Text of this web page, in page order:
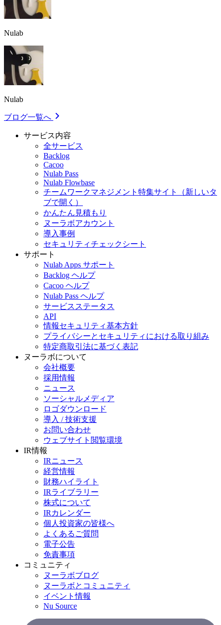
Nulab
Nulab
ブログ一覧へ
サービス内容
全サービス
Backlog
Cacoo
Nulab Pass
Nulab Flowbase
チームワークマネジメント特集サイト
（新しいタ
ブで開く）
かんたん見積もり
ヌーラボアカウント
導入事例
セキュリティチェックシート
サポート
Nulab Apps サポート
Backlog ヘルプ
Cacoo ヘルプ
Nulab Pass ヘルプ
サービスステータス
API
情報セキュリティ基本方針
プライバシーとセキュリティにおける取り組み
特定商取引法に基づく表記
ヌーラボについて
会社概要
採用情報
ニュース
ソーシャルメディア
ロゴダウンロード
導入 / 技術支援
お問い合わせ
ウェブサイト閲覧環境
IR情報
IRニュース
経営情報
財務ハイライト
IRライブラリー
株式について
IRカレンダー
個人投資家の皆様へ
よくあるご質問
電子公告
免責事項
コミュニティ
ヌーラボブログ
ヌーラボとコミュニティ
イベント情報
Nu Source